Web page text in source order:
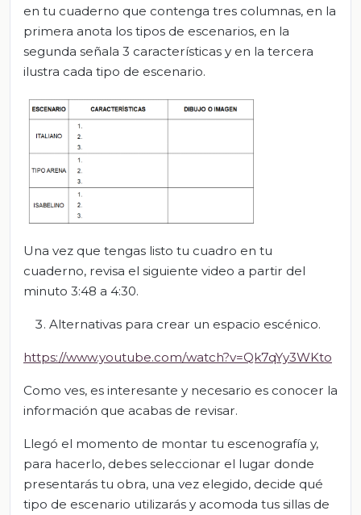
en tu cuaderno que contenga tres columnas, en la
primera anota los tipos de escenarios, en la
segunda señala 3 características y en la tercera
ilustra cada tipo de escenario.
Una vez que tengas listo tu cuadro en tu
cuaderno, revisa el siguiente video a partir del
minuto 3:48 a 4:30.
Alternativas para crear un espacio escénico.
https://www.youtube.com/watch?v=Qk7qYy3WKto
Como ves, es interesante y necesario es conocer la
información que acabas de revisar.
Llegó el momento de montar tu escenografía y,
para hacerlo, debes seleccionar el lugar donde
presentarás tu obra, una vez elegido, decide qué
tipo de escenario utilizarás y acomoda tus sillas de